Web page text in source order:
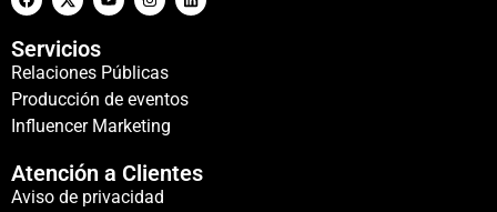
Servicios
Relaciones Públicas
Producción de eventos
Influencer Marketing
Atención a Clientes
Aviso de privacidad